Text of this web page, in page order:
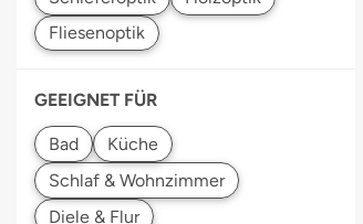
GEEIGNET FÜR